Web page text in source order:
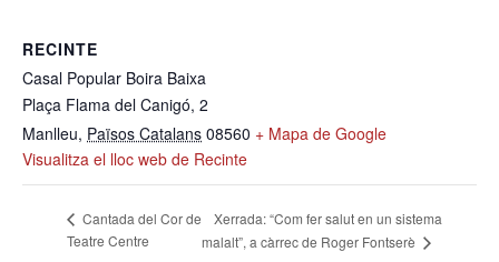
RECINTE
Casal Popular Boira Baixa
Plaça Flama del Canigó, 2
Manlleu, Països Catalans 08560 + Mapa de Google
Visualitza el lloc web de Recinte
Cantada del Cor de
Teatre Centre
Xerrada: “Com fer salut en un sistema
malalt”, a càrrec de Roger Fontserè